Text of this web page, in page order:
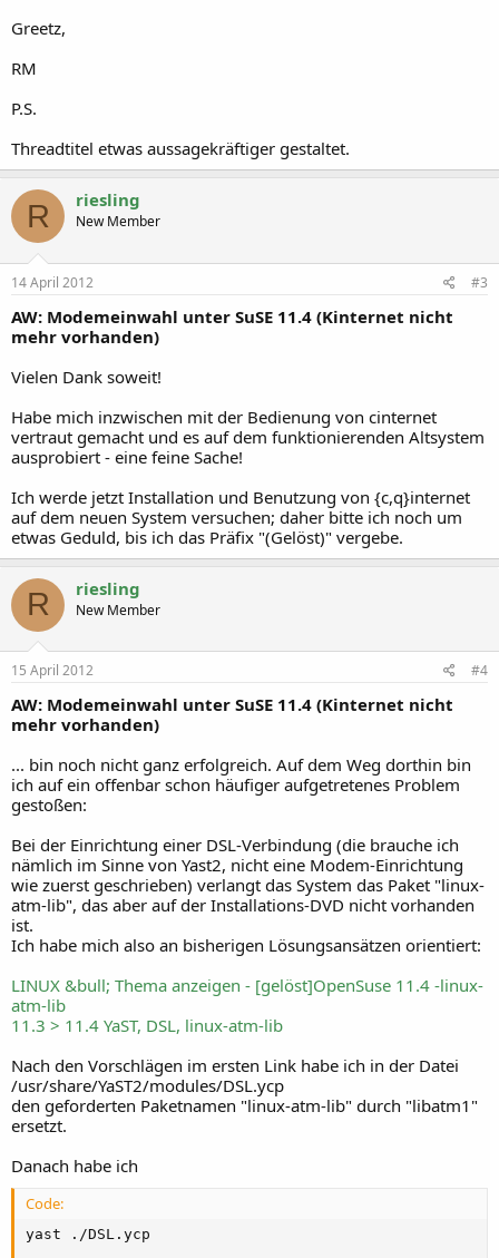
Greetz,
RM
P.S.
Threadtitel etwas aussagekräftiger gestaltet.
R riesling
New Member
14 April 2012 #3
AW: Modemeinwahl unter SuSE 11.4 (Kinternet nicht
mehr vorhanden)
Vielen Dank soweit!
Habe mich inzwischen mit der Bedienung von cinternet
vertraut gemacht und es auf dem funktionierenden Altsystem
ausprobiert - eine feine Sache!
Ich werde jetzt Installation und Benutzung von {c,q}internet
auf dem neuen System versuchen; daher bitte ich noch um
etwas Geduld, bis ich das Präfix "(Gelöst)" vergebe.
R riesling
New Member
15 April 2012 #4
AW: Modemeinwahl unter SuSE 11.4 (Kinternet nicht
mehr vorhanden)
... bin noch nicht ganz erfolgreich. Auf dem Weg dorthin bin
ich auf ein offenbar schon häufiger aufgetretenes Problem
gestoßen:
Bei der Einrichtung einer DSL-Verbindung (die brauche ich
nämlich im Sinne von Yast2, nicht eine Modem-Einrichtung
wie zuerst geschrieben) verlangt das System das Paket "linux-
atm-lib", das aber auf der Installations-DVD nicht vorhanden
ist.
Ich habe mich also an bisherigen Lösungsansätzen orientiert:
LINUX &bull; Thema anzeigen - [gelöst]OpenSuse 11.4 -linux-
atm-lib
11.3 > 11.4 YaST, DSL, linux-atm-lib
Nach den Vorschlägen im ersten Link habe ich in der Datei
/usr/share/YaST2/modules/DSL.ycp
den geforderten Paketnamen "linux-atm-lib" durch "libatm1"
ersetzt.
Danach habe ich
Code:
yast ./DSL.ycp